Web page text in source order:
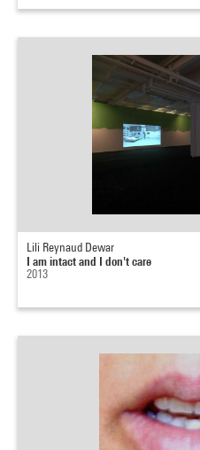
Lili Reynaud Dewar
I am intact and I don't care
2013